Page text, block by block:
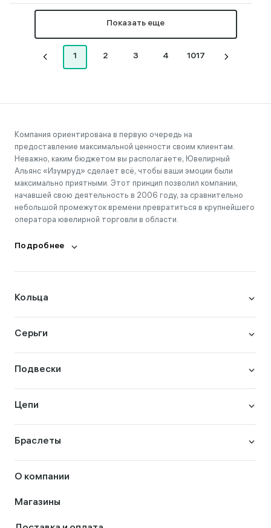
Показать еще
1 2 3 4 1017
Компания ориентирована в первую очередь на
предоставление максимальной ценности своим клиентам.
Неважно, каким бюджетом вы располагаете, Ювелирный
Альянс «Изумруд» сделает всё, чтобы ваши эмоции были
максимально приятными. Этот принцип позволил компании,
начавшей свою деятельность в 2006 году, за сравнительно
небольшой промежуток времени превратиться в крупнейшего
оператора ювелирной торговли в области.
Подробнее
Кольца
Серьги
Подвески
Цепи
Браслеты
О компании
Магазины